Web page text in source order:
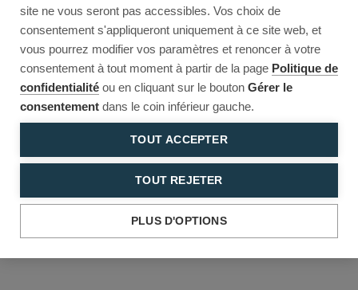
site ne vous seront pas accessibles. Vos choix de
consentement s'appliqueront uniquement à ce site web, et
vous pourrez modifier vos paramètres et renoncer à votre
consentement à tout moment à partir de la page Politique de
confidentialité ou en cliquant sur le bouton Gérer le
consentement dans le coin inférieur gauche.
TOUT ACCEPTER
TOUT REJETER
PLUS D'OPTIONS